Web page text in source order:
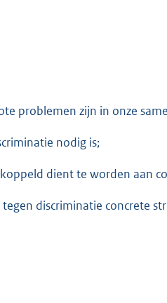
problemen zijn in onze
nodig is;
dient te worden aan
discriminatie concrete